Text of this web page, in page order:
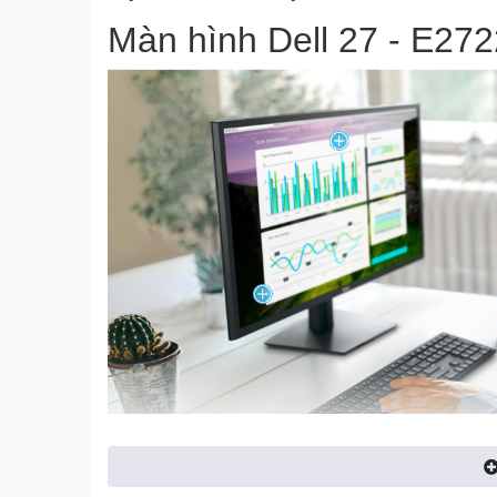
Màn hình Dell 27 -
Những yếu tố cần thiết